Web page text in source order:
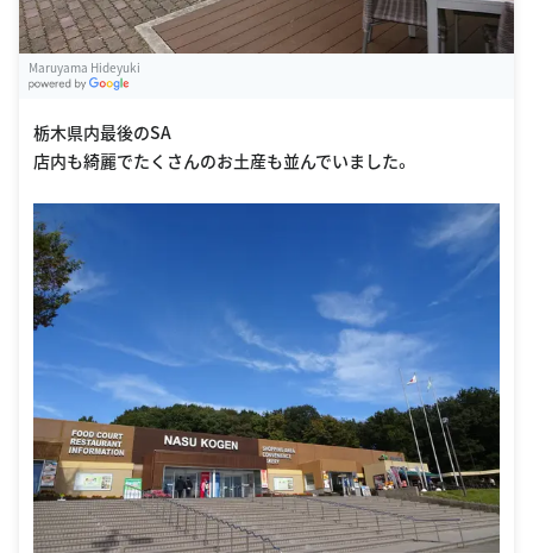
Maruyama Hideyuki
栃木県内最後のSA
店内も綺麗でたくさんのお土産も並んでいました。